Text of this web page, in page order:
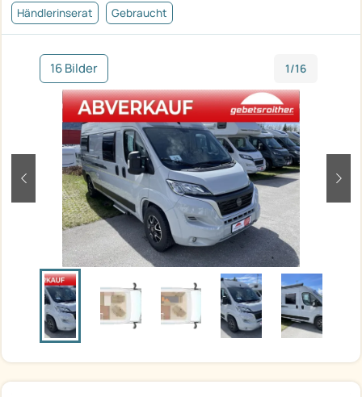
Händlerinserat Gebraucht
16 Bilder 1/16
zurück